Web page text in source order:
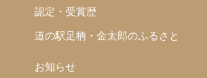
認定・受賞歴
道の駅足柄・金太郎のふるさと
お知らせ